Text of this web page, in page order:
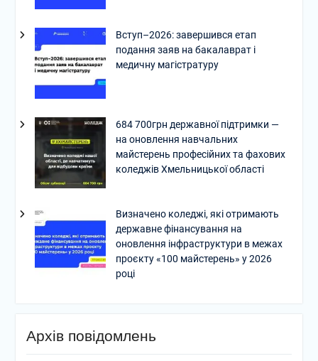
Вступ–2026: завершився етап
подання заяв на бакалаврат і
медичну магістратуру
684 700грн державної підтримки —
на оновлення навчальних
майстерень професійних та фахових
коледжів Хмельницької області
Визначено коледжі, які отримають
державне фінансування на
оновлення інфраструктури в межах
проєкту «100 майстерень» у 2026
році
Архів повідомлень